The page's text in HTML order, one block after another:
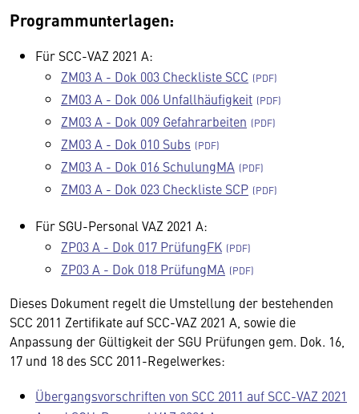
Programmunterlagen:
Für SCC-VAZ 2021 A:
ZM03 A - Dok 003 Checkliste SCC
ZM03 A - Dok 006 Unfallhäufigkeit
ZM03 A - Dok 009 Gefahrarbeiten
ZM03 A - Dok 010 Subs
ZM03 A - Dok 016 SchulungMA
ZM03 A - Dok 023 Checkliste SCP
Für SGU-Personal VAZ 2021 A:
ZP03 A - Dok 017 PrüfungFK
ZP03 A - Dok 018 PrüfungMA
Dieses Dokument regelt die Umstellung der bestehenden
SCC 2011 Zertifikate auf SCC-VAZ 2021 A, sowie die
Anpassung der Gültigkeit der SGU Prüfungen gem. Dok. 16,
17 und 18 des SCC 2011-Regelwerkes:
Übergangsvorschriften von SCC 2011 auf SCC-VAZ 2021